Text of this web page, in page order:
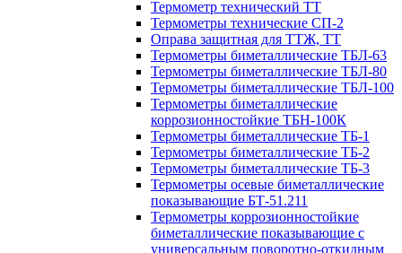
Термометр технический ТТ
Термометры технические СП-2
Оправа защитная для ТТЖ, ТТ
Термометры биметаллические ТБЛ-63
Термометры биметаллические ТБЛ-80
Термометры биметаллические ТБЛ-100
Термометры биметаллические
коррозионностойкие ТБН-100К
Термометры биметаллические ТБ-1
Термометры биметаллические ТБ-2
Термометры биметаллические ТБ-3
Термометры осевые биметаллические
показывающие БТ-51.211
Термометры коррозионностойкие
биметаллические показывающие с
универсальным поворотно-откидным